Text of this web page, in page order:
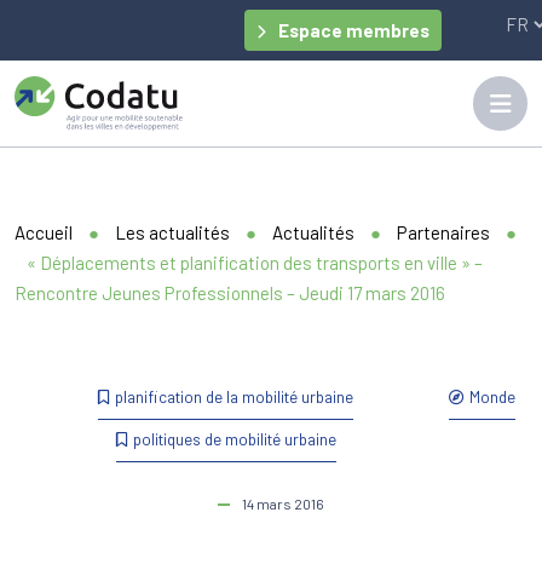
Espace membres
Accueil ● Les actualités ● Actualités ● Partenaires
●
« Déplacements et planification des transports en ville » –
Rencontre Jeunes Professionnels – Jeudi 17 mars 2016
planification de la mobilité urbaine
politiques de mobilité urbaine
Monde
14 mars 2016
Panneau de gestion des cookies